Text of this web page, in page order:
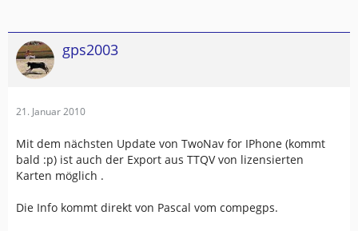
gps2003
21. Januar 2010
Mit dem nächsten Update von TwoNav for IPhone (kommt
bald :p) ist auch der Export aus TTQV von lizensierten
Karten möglich .
Die Info kommt direkt von Pascal vom compegps.